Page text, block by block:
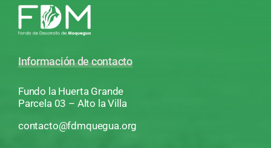
Información de contacto
Fundo la Huerta Grande
Parcela 03 – Alto la Villa
contacto@fdmquegua.org